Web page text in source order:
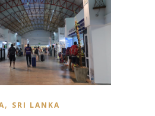
, SRI LANKA